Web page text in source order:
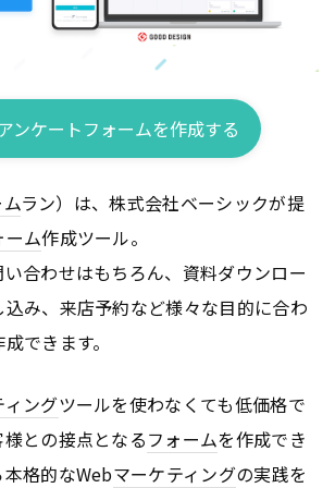
ンケートフォームを作成する
ラン）は、株式会社ベーシックが提
ーム作成ツール。
合わせはもちろん、資料ダウンロー
込み、来店予約など様々な目的に合わ
できます。
ィングツールを使わなくても低価格で
との接点となるフォームを作成でき
格的なWebマーケティングの実践を